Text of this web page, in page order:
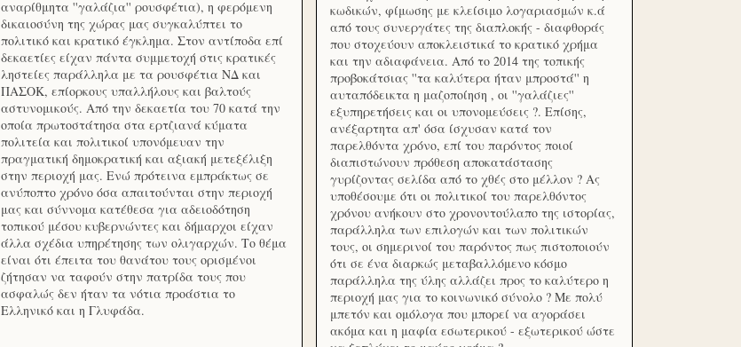
αναρίθμητα ''γαλάζια'' ρουσφέτια), η φερόμενη
δικαιοσύνη της χώρας μας συγκαλύπτει το
πολιτικό και κρατικό έγκλημα. Στον αντίποδα επί
δεκαετίες είχαν πάντα συμμετοχή στις κρατικές
ληστείες παράλληλα με τα ρουσφέτια ΝΔ και
ΠΑΣΟΚ, επίορκους υπαλλήλους και βαλτούς
αστυνομικούς. Από την δεκαετία του 70 κατά την
οποία πρωτοστάτησα στα ερτζιανά κύματα
πολιτεία και πολιτικοί υπονόμευαν την
πραγματική δημοκρατική και αξιακή μετεξέλιξη
στην περιοχή μας. Ενώ πρότεινα εμπράκτως σε
ανύποπτο χρόνο όσα απαιτούνται στην περιοχή
μας και σύννομα κατέθεσα για αδειοδότηση
τοπικού μέσου κυβερνώντες και δήμαρχοι είχαν
άλλα σχέδια υπηρέτησης των ολιγαρχών. Το θέμα
είναι ότι έπειτα του θανάτου τους ορισμένοι
ζήτησαν να ταφούν στην πατρίδα τους που
ασφαλώς δεν ήταν τα νότια προάστια το
Ελληνικό και η Γλυφάδα.
κωδικών, φίμωσης με κλείσιμο λογαριασμών κ.ά
από τους συνεργάτες της διαπλοκής - διαφθοράς
που στοχεύουν αποκλειστικά το κρατικό χρήμα
και την αδιαφάνεια. Από το 2014 της τοπικής
προβοκάτσιας ''τα καλύτερα ήταν μπροστά'' η
αυταπόδεικτα η μαζοποίηση , οι ''γαλάζιες''
εξυπηρετήσεις και οι υπονομεύσεις ?. Επίσης,
ανέξαρτητα απ' όσα ίσχυσαν κατά τον
παρελθόντα χρόνο, επί του παρόντος ποιοί
διαπιστώνουν πρόθεση αποκατάστασης
γυρίζοντας σελίδα από το χθές στο μέλλον ? Ας
υποθέσουμε ότι οι πολιτικοί του παρελθόντος
χρόνου ανήκουν στο χρονοντούλαπο της ιστορίας,
παράλληλα των επιλογών και των πολιτικών
τους, οι σημερινοί του παρόντος πως πιστοποιούν
ότι σε ένα διαρκώς μεταβαλλόμενο κόσμο
παράλληλα της ύλης αλλάζει προς το καλύτερο η
περιοχή μας για το κοινωνικό σύνολο ? Με πολύ
μπετόν και ομόλογα που μπορεί να αγοράσει
ακόμα και η μαφία εσωτερικού - εξωτερικού ώστε